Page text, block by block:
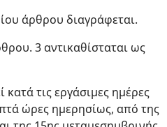
άρθρου διαγράφεται.
3 αντικαθίσταται ως
κατά τις εργάσιμες ημέρες
ώρες ημερησίως, από της